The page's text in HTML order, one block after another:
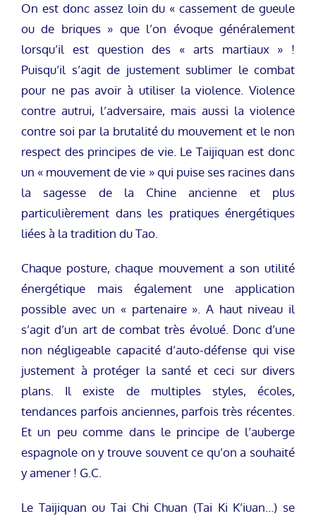
On est donc assez loin du « cassement de gueule
ou de briques » que l’on évoque généralement
lorsqu’il est question des « arts martiaux » !
Puisqu’il s’agit de justement sublimer le combat
pour ne pas avoir à utiliser la violence. Violence
contre autrui, l’adversaire, mais aussi la violence
contre soi par la brutalité du mouvement et le non
respect des principes de vie. Le Taijiquan est donc
un « mouvement de vie » qui puise ses racines dans
la sagesse de la Chine ancienne et plus
particulièrement dans les pratiques énergétiques
liées à la tradition du Tao.
Chaque posture, chaque mouvement a son utilité
énergétique mais également une application
possible avec un « partenaire ». A haut niveau il
s’agit d’un art de combat très évolué. Donc d’une
non négligeable capacité d’auto-défense qui vise
justement à protéger la santé et ceci sur divers
plans. Il existe de multiples styles, écoles,
tendances parfois anciennes, parfois très récentes.
Et un peu comme dans le principe de l’auberge
espagnole on y trouve souvent ce qu’on a souhaité
y amener ! G.C.
Le Taijiquan ou Tai Chi Chuan (Tai Ki K’iuan…) se